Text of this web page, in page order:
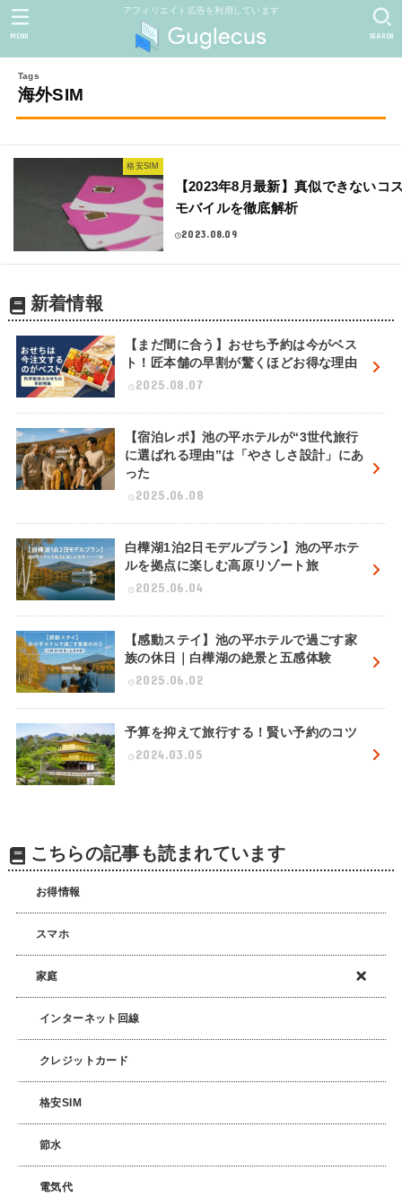
アフィリエイト広告を利用しています
SEARCH
MENU
海外SIM
格安SIM
【2023年8月最新】真似できないコ
モバイルを徹底解析
2023.08.09
新着情報
【まだ間に合う】おせち予約は今がベス
ト！匠本舗の早割が驚くほどお得な理由
2025.08.07
【宿泊レポ】池の平ホテルが“3世代旅行
に選ばれる理由”は「やさしさ設計」にあ
った
2025.06.08
白樺湖1泊2日モデルプラン】池の平ホテ
ルを拠点に楽しむ高原リゾート旅
2025.06.04
【感動ステイ】池の平ホテルで過ごす家
族の休日｜白樺湖の絶景と五感体験
2025.06.02
予算を抑えて旅行する！賢い予約のコツ
2024.03.05
こちらの記事も読まれています
お得情報
スマホ
家庭
インターネット回線
クレジットカード
格安SIM
節水
電気代